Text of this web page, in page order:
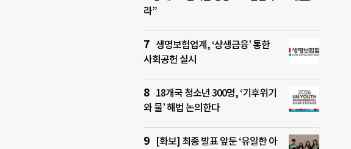
라”
생명보험업계, ‘상생금융’ 통한
사회공헌 실시
18개국 청소년 300명, ‘기후위기
와 물’ 해법 논의한다
[화보] 최종 발표 앞둔 ‘유일한 아